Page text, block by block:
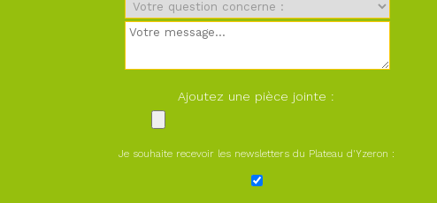
Ajoutez une pièce jointe :
Je souhaite recevoir les newsletters du Plateau d'Yzeron :